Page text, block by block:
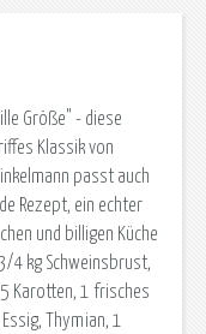
Größe" - diese
Klassik von
passt auch
Rezept, ein echter
und billigen Küche
4 kg Schweinsbrust,
Karotten, 1 frisches
Thymian, 1